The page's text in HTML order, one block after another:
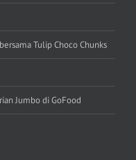
Tulip Choco Chunks
Jumbo di GoFood